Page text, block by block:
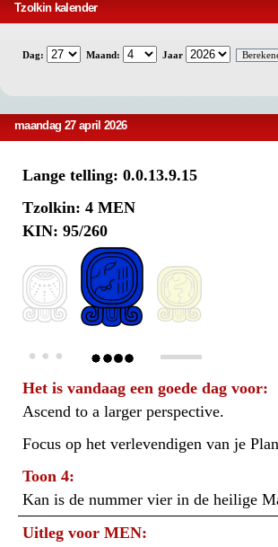
Tzolkin kalender
Dag: Maand: Jaar
maandag 27 april 2026
Lange telling: 0.0.13.9.15
Tzolkin: 4 MEN
KIN: 95/260
Het is vandaag een goede dag voor:
Ascend to a larger perspective.
Focus op het verlevendigen van je
Toon 4:
Kan is de nummer vier in de heilige
Uitleg voor MEN: